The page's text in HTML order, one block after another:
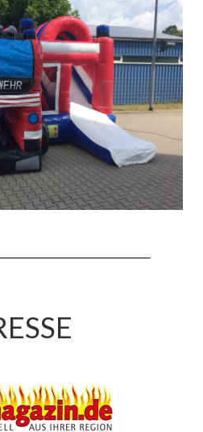
23/12
StLF 20/25
TLF 4000
1
LF 20 KatS
Logistik GW-L 2
TLF 16/24 Tr
KLAF
B18
ELW